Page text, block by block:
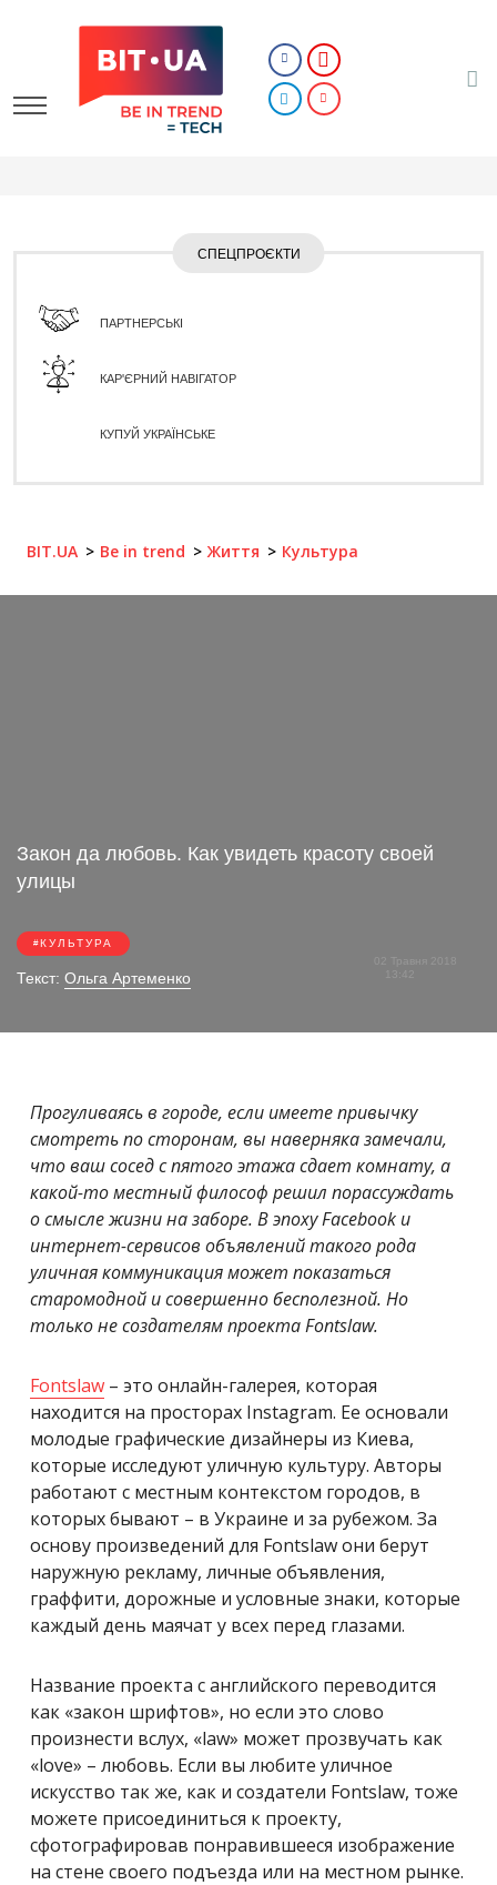
СПЕЦПРОЄКТИ
ПАРТНЕРСЬКІ
КАР'ЄРНИЙ НАВІГАТОР
КУПУЙ УКРАЇНСЬКЕ
BIT.UA Be in trend Життя Культура
Закон да любовь. Как увидеть красоту своей
улицы
КУЛЬТУРА
Текст: Ольга Артеменко
Прогуливаясь в городе, если имеете привычку
смотреть по сторонам, вы наверняка замечали,
что ваш сосед с пятого этажа сдает комнату, а
какой-то местный философ решил порассуждать
о смысле жизни на заборе. В эпоху Facebook и
интернет-сервисов объявлений такого рода
уличная коммуникация может показаться
старомодной и совершенно бесполезной. Но
только не создателям проекта Fontslaw.
Fontslaw – это онлайн-галерея, которая
находится на просторах Instagram. Ее основали
молодые графические дизайнеры из Киева,
которые исследуют уличную культуру. Авторы
работают с местным контекстом городов, в
которых бывают – в Украине и за рубежом. За
основу произведений для Fontslaw они берут
наружную рекламу, личные объявления,
граффити, дорожные и условные знаки, которые
каждый день маячат у всех перед глазами.
Название проекта с английского переводится
как «закон шрифтов», но если это слово
произнести вслух, «law» может прозвучать как
«love» – любовь. Если вы любите уличное
искусство так же, как и создатели Fontslaw, тоже
можете присоединиться к проекту,
сфотографировав понравившееся изображение
на стене своего подъезда или на местном рынке.